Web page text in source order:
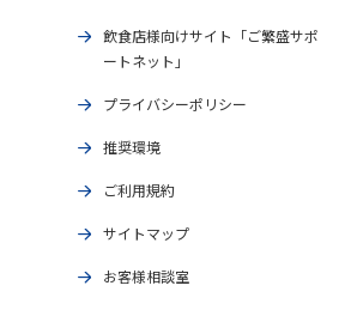
飲食店様向けサイト「ご繁盛サポ
ートネット」
プライバシーポリシー
推奨環境
ご利用規約
サイトマップ
お客様相談室